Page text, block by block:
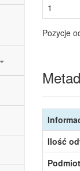
1
Pozycje
Ilość